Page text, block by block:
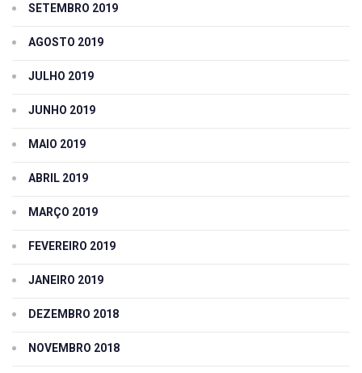
SETEMBRO 2019
AGOSTO 2019
JULHO 2019
JUNHO 2019
MAIO 2019
ABRIL 2019
MARÇO 2019
FEVEREIRO 2019
JANEIRO 2019
DEZEMBRO 2018
NOVEMBRO 2018